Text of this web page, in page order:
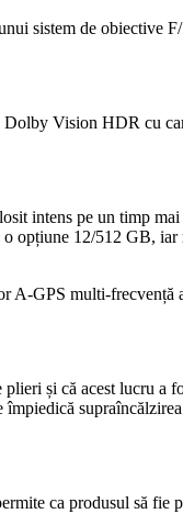
sistem de obiective
Vision HDR cu
intens pe un timp
opțiune 12/512 GB,
A-GPS multi-frecvență
și că acest lucru a
ca produsul să fie